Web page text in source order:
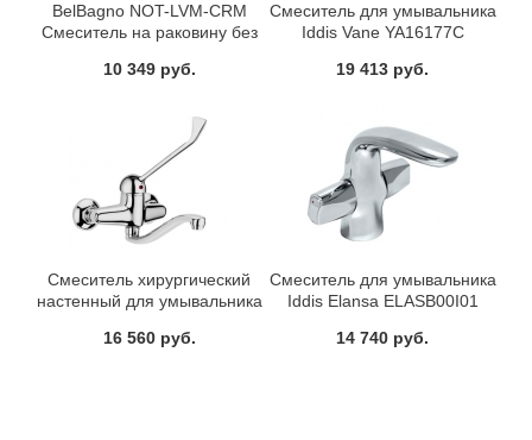
BelBagno NOT-LVM-CRM
Смеситель на раковину без
10 349 руб.
Смеситель для умывальника
Iddis Vane YA16177C
19 413 руб.
Смеситель хирургический
настенный для умывальника
16 560 руб.
Смеситель для умывальника
Iddis Elansa ELASB00I01
14 740 руб.